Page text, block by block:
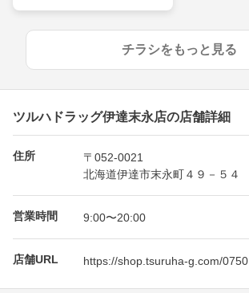
チラシをもっと見る
ツルハドラッグ伊達末永店の店舗詳細
住所
〒052-0021
北海道伊達市末永町４９－５４
営業時間 9:00〜20:00
店舗URL https://shop.tsuruha-g.com/0750